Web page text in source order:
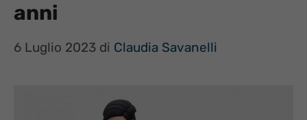
anni
6 Luglio 2023 di Claudia Savanelli